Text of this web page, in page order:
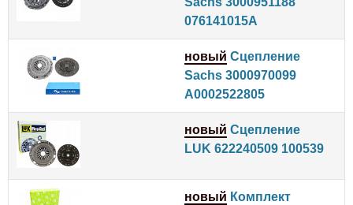
076141015A
новый Сцепление
Sachs 3000970099
A0002522805
новый Сцепление
LUK 622240509 100539
новый Комплект